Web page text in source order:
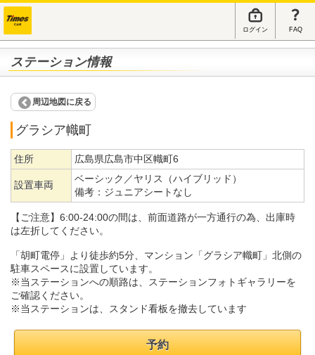
ログイン FAQ
ステーション情報
周辺地図に戻る
グラシア幟町
住所 広島県広島市中区幟町6
設置車両
ベーシック／ヤリス（ハイブリッド）
備考： ジュニアシートなし
【ご注意】6:00-24:00の間は、前面道路が一方通行の為、出庫時
は左折してください。
「胡町電停」より徒歩約5分、マンション「グラシア幟町」北側の
駐車スペースに設置しています。
※当ステーションへの順路は、ステーションフォトギャラリーを
ご確認ください。
※当ステーションは、スタンド看板を撤去しています
予約